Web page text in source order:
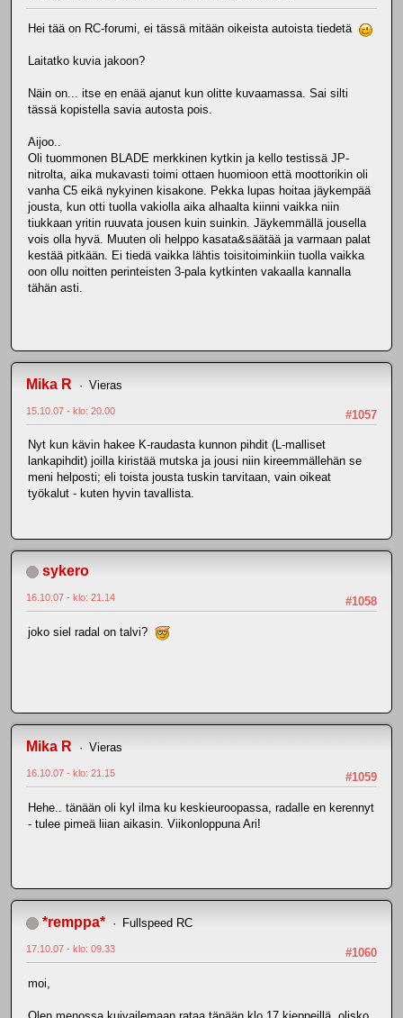
Hei tää on RC-forumi, ei tässä mitään oikeista autoista tiedetä
Laitatko kuvia jakoon?
Näin on... itse en enää ajanut kun olitte kuvaamassa. Sai silti
tässä kopistella savia autosta pois.
Aijoo..
Oli tuommonen BLADE merkkinen kytkin ja kello testissä JP-
nitrolta, aika mukavasti toimi ottaen huomioon että moottorikin oli
vanha C5 eikä nykyinen kisakone. Pekka lupas hoitaa jäykempää
jousta, kun otti tuolla vakiolla aika alhaalta kiinni vaikka niin
tiukkaan yritin ruuvata jousen kuin suinkin. Jäykemmällä jousella
vois olla hyvä. Muuten oli helppo kasata&säätää ja varmaan palat
kestää pitkään. Ei tiedä vaikka lähtis toisitoiminkiin tuolla vaikka
oon ollu noitten perinteisten 3-pala kytkinten vakaalla kannalla
tähän asti.
Mika R Vieras
#1057
15.10.07 - klo: 20.00
Nyt kun kävin hakee K-raudasta kunnon pihdit (L-malliset
lankapihdit) joilla kiristää mutska ja jousi niin kireemmällehän se
meni helposti; eli toista jousta tuskin tarvitaan, vain oikeat
työkalut - kuten hyvin tavallista.
sykero
#1058
16.10.07 - klo: 21.14
joko siel radal on talvi?
Mika R Vieras
#1059
16.10.07 - klo: 21.15
Hehe.. tänään oli kyl ilma ku keskieuroopassa, radalle en kerennyt
- tulee pimeä liian aikasin. Viikonloppuna Ari!
*remppa* Fullspeed RC
#1060
17.10.07 - klo: 09.33
moi,